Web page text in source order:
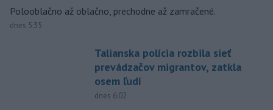
Polooblačno až oblačno, prechodne až zamračené.
dnes 5:35
Talianska polícia rozbila sieť
prevádzačov migrantov, zatkla
osem ľudí
dnes 6:02